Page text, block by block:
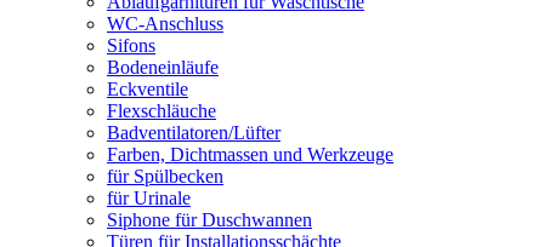
WC-Anschluss
Sifons
Bodeneinläufe
Eckventile
Flexschläuche
Badventilatoren/Lüfter
Farben, Dichtmassen und Werkzeuge
für Spülbecken
für Urinale
Siphone für Duschwannen
Türen für Installationsschächte